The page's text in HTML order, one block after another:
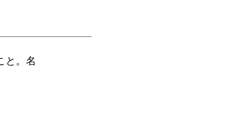
と。名